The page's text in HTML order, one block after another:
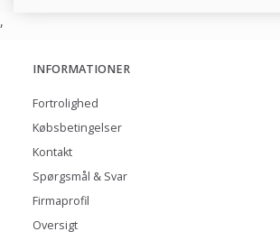
,
INFORMATIONER
Fortrolighed
Købsbetingelser
Kontakt
Spørgsmål & Svar
Firmaprofil
Oversigt